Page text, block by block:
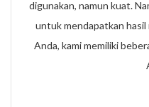
digunakan, namun kuat.
untuk mendapatkan hasil
Anda, kami memiliki